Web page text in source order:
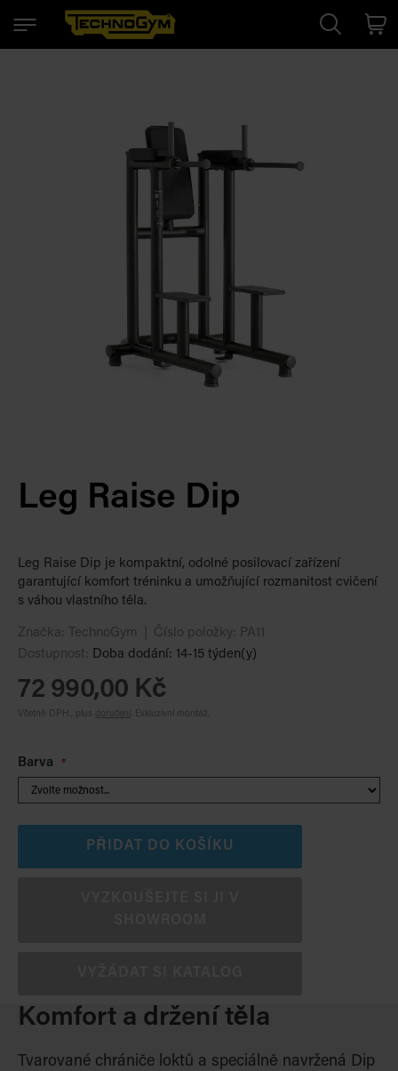
Cart
Leg Raise Dip
Leg Raise Dip je kompaktní, odolné posilovací zařízení
garantující komfort tréninku a umožňující rozmanitost cvičení
s váhou vlastního těla.
Značka: TechnoGym Číslo položky:
PA11
Dostupnost: Doba dodání: 14-15 týden(y)
72 990,00 Kč
Včetně DPH., plus doručení Exkluzivní montáž.
Barva
PŘIDAT DO KOŠÍKU
Komfort a držení těla
Tvarované chrániče loktů a speciálně navržená Dip